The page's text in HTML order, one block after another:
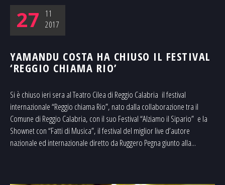
27
11
2017
YAMANDU COSTA HA CHIUSO IL FESTIVAL
‘REGGIO CHIAMA RIO’
Si è chiuso ieri sera al Teatro Cilea di Reggio Calabria il festival
internazionale “Reggio chiama Rio”, nato dalla collaborazione tra il
Comune di Reggio Calabria, con il suo Festival “Alziamo il Sipario” e la
Shownet con “Fatti di Musica”, il festival del miglior live d’autore
nazionale ed internazionale diretto da Ruggero Pegna giunto alla...